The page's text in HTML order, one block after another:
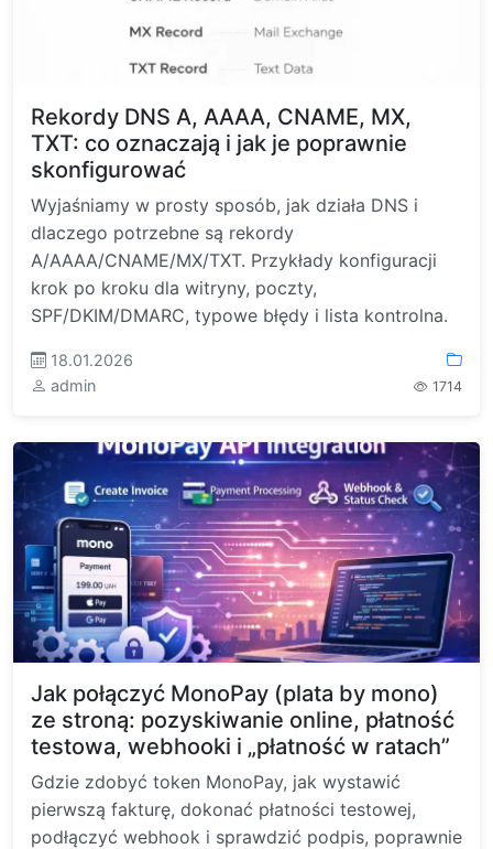
Rekordy DNS A, AAAA, CNAME, MX,
TXT: co oznaczają i jak je poprawnie
skonfigurować
Wyjaśniamy w prosty sposób, jak działa DNS i
dlaczego potrzebne są rekordy
A/AAAA/CNAME/MX/TXT. Przykłady konfiguracji
krok po kroku dla witryny, poczty,
SPF/DKIM/DMARC, typowe błędy i lista kontrolna.
18.01.2026
admin
1714
Jak połączyć MonoPay (plata by mono)
ze stroną: pozyskiwanie online, płatność
testowa, webhooki i „płatność w ratach”
Gdzie zdobyć token MonoPay, jak wystawić
pierwszą fakturę, dokonać płatności testowej,
podłączyć webhook i sprawdzić podpis, poprawnie